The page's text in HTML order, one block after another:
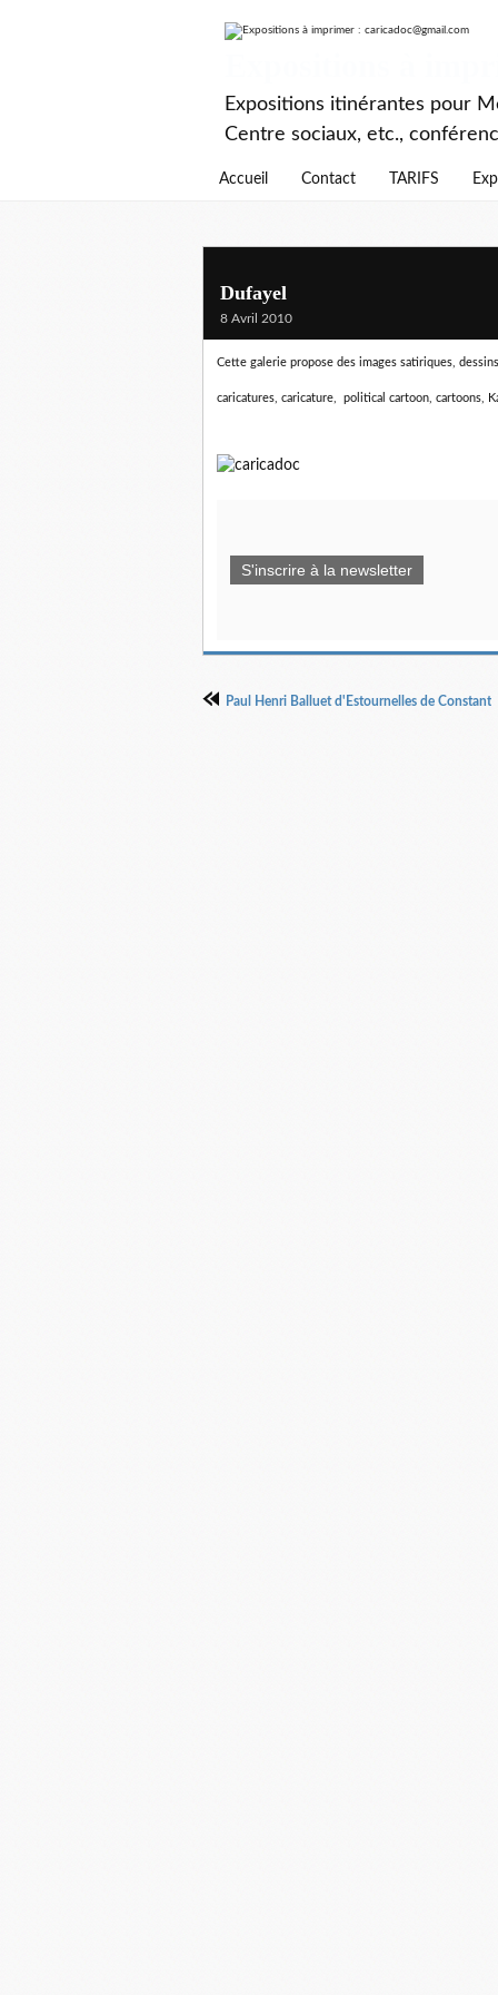
Expositions itinérantes pour
Centre sociaux, etc.,
Accueil Contact TARIFS
Dufayel
8 Avril 2010
Cette galerie propose des images satiriques,
caricatures, caricature, political cartoon, cartoons,
S'inscrire à la newsletter
Paul Henri Balluet d'Estournelles de Constant